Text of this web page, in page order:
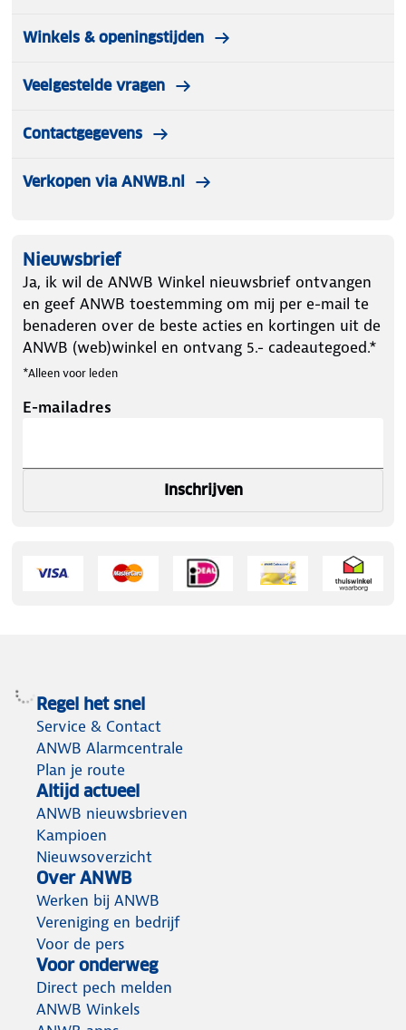
Winkels & openingstijden
Veelgestelde vragen
Contactgegevens
Verkopen via ANWB.nl
Nieuwsbrief
Ja, ik wil de ANWB Winkel nieuwsbrief ontvangen
en geef ANWB toestemming om mij per e-mail te
benaderen over de beste acties en kortingen uit de
ANWB (web)winkel en ontvang 5.- cadeautegoed.*
*Alleen voor leden
E-mailadres
Inschrijven
Regel het snel
Service & Contact
ANWB Alarmcentrale
Plan je route
Altijd actueel
ANWB nieuwsbrieven
Kampioen
Nieuwsoverzicht
Over ANWB
Werken bij ANWB
Vereniging en bedrijf
Voor de pers
Voor onderweg
Direct pech melden
ANWB Winkels